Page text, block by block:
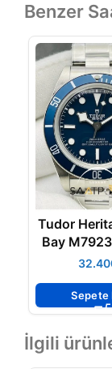
Benzer
Tudor
Bay
Kadran
Sepete
İlgili